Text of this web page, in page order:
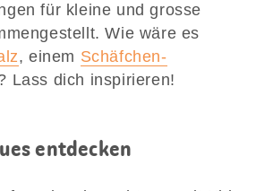
für kleine und grosse
Wie wäre es
, einem Schäfchen-
Lass dich inspirieren!
entdecken